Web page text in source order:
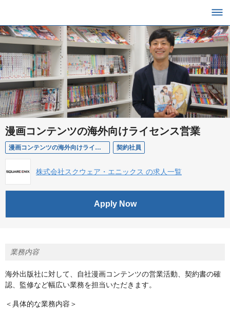
漫画コンテンツの海外向けライセンス営業
漫画コンテンツの海外向けライセンス営業 契約社員
株式会社スクウェア・エニックス の求人一覧
Apply Now
業務内容
海外出版社に対して、自社漫画コンテンツの営業活動、契約書の確
認、監修など幅広い業務を担当いただきます。
＜具体的な業務内容＞